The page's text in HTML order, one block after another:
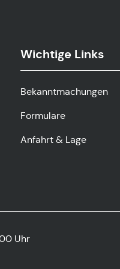
Wichtige Links
Bekanntmachungen
Formulare
Anfahrt & Lage
Uhr